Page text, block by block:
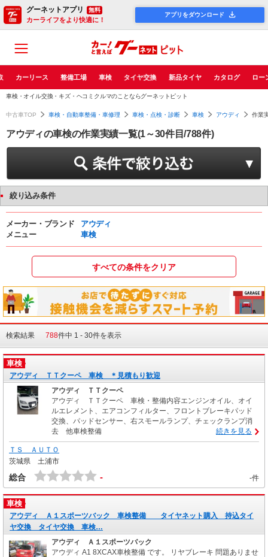
グーネットアプリ 無料
カーライフをより快適に！
アプリをダウンロード
カーリース 整備工場 車検 タイヤ交換 新品タイヤ カタログ ロー
車検・オイル交換・キズ・ヘコミクルマのことならグーネットピット
中古車TOP 車検・自動車整備・車修理 車検・点検・診断 車検 アウディ 作業
アウディの車検の作業実績一覧(1～30件目/788件)
絞り込み条件
メーカー・ブランド
アウディ
メニュー
車検
検索結果 788件中 1 - 30件を表示
車検
アウディ ＴＴクーペ 車検 ＊見積もり歓迎
アウディ ＴＴクーペ
アウディ ＴＴクーペ 車検・整備内容エンジンオイル、オイ
ルエレメント、エアコンフィルター、フロントブレーキパッド
交換、パッドセンサー、右スモールランプ、チェックランプ消
去 他車検整備
続きを見る
ＴＳ ＡＵＴＯ
茨城県 土浦市
総合 - -件
車検
アウディ Ａ１スポーツバック 車検整備 タイヤネット購入 持込タイ
ヤ交換 タイヤ交換 車検…
アウディ Ａ１スポーツバック
アウディ A1 8XCAX車検整備 です。 リヤブレーキ 問題ありませ